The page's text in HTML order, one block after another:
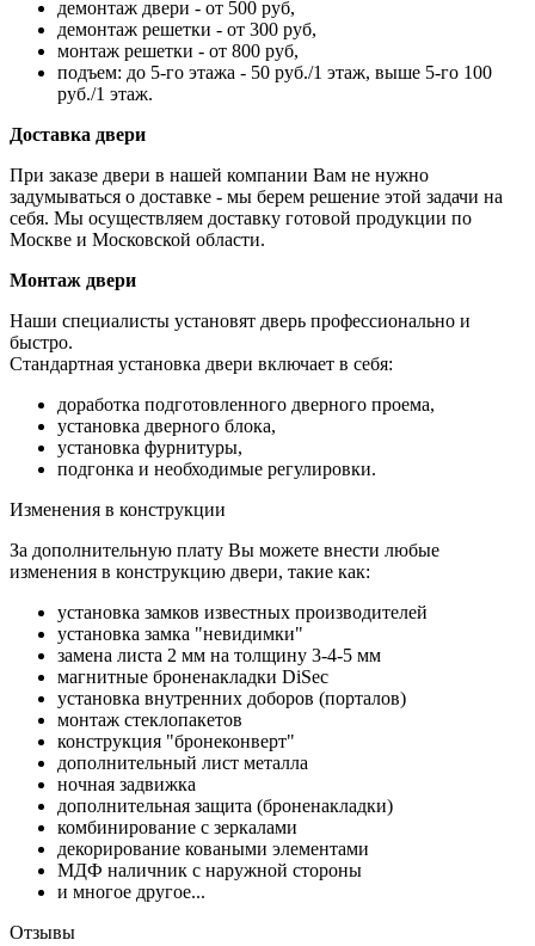
демонтаж двери - от 500 руб,
демонтаж решетки - от 300 руб,
монтаж решетки - от 800 руб,
подъем: до 5-го этажа - 50 руб./1 этаж, выше 5-го 100
руб./1 этаж.
Доставка двери
При заказе двери в нашей компании Вам не нужно
задумываться о доставке - мы берем решение этой задачи на
себя. Мы осуществляем доставку готовой продукции по
Москве и Московской области.
Монтаж двери
Наши специалисты установят дверь профессионально и
быстро.
Стандартная установка двери включает в себя:
доработка подготовленного дверного проема,
установка дверного блока,
установка фурнитуры,
подгонка и необходимые регулировки.
Изменения в конструкции
За дополнительную плату Вы можете внести любые
изменения в конструкцию двери, такие как:
установка замков известных производителей
установка замка "невидимки"
замена листа 2 мм на толщину 3-4-5 мм
магнитные броненакладки DiSec
установка внутренних доборов (порталов)
монтаж стеклопакетов
конструкция "бронеконверт"
дополнительный лист металла
ночная задвижка
дополнительная защита (броненакладки)
комбинирование с зеркалами
декорирование коваными элементами
МДФ наличник с наружной стороны
и многое другое...
Отзывы